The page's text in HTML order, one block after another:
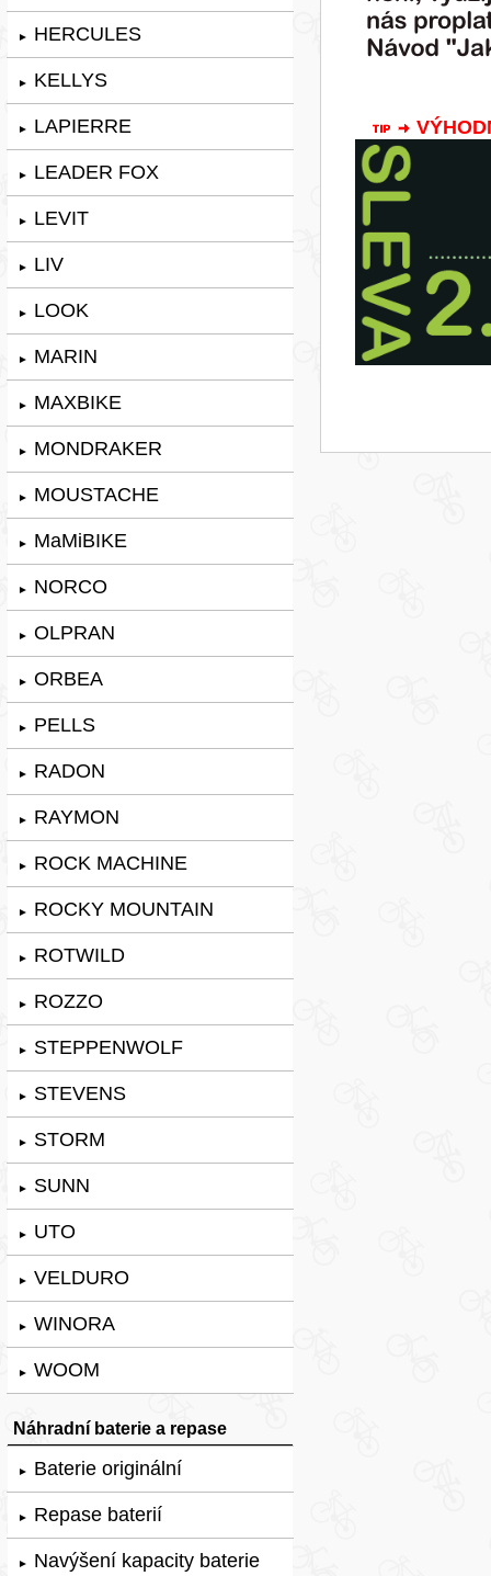
► HERCULES
► KELLYS
► LAPIERRE
► LEADER FOX
► LEVIT
► LIV
► LOOK
► MARIN
► MAXBIKE
► MONDRAKER
► MOUSTACHE
► MaMiBIKE
► NORCO
► OLPRAN
► ORBEA
► PELLS
► RADON
► RAYMON
► ROCK MACHINE
► ROCKY MOUNTAIN
► ROTWILD
► ROZZO
► STEPPENWOLF
► STEVENS
► STORM
► SUNN
► UTO
► VELDURO
► WINORA
► WOOM
Náhradní baterie a repase
► Baterie originální
► Repase baterií
► Navýšení kapacity baterie